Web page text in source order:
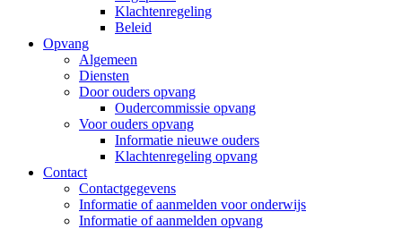
Klachtenregeling
Beleid
Opvang
Algemeen
Diensten
Door ouders opvang
Oudercommissie opvang
Voor ouders opvang
Informatie nieuwe ouders
Klachtenregeling opvang
Contact
Contactgegevens
Informatie of aanmelden voor onderwijs
Informatie of aanmelden opvang